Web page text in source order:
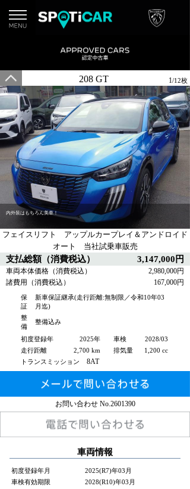
208 GT 1/12枚
内外装はもちろん美車！
フェイスリフト アップルカープレイ＆アンドロイド
オート 当社試乗車販売
支払総額（消費税込） 3,147,000円
車両本体価格（消費税込）
2,980,000円
諸費用（消費税込）
167,000円
保
証
新車保証継承(走行距離:無制限／令和10年03
月迄)
整
備
整備込み
初度登録年 2025年 車検
2028/03
走行距離
2,700 km 排気量
1,200 cc
トランスミッション
8AT
お問い合わせ No.2601390
車両情報
初度登録年月
2025(R7)年03月
車検有効期限
2028(R10)年03月